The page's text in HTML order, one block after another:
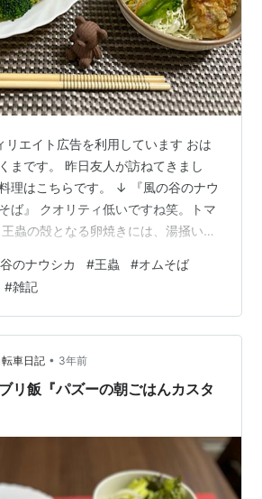
リエイト広告を利用しています おは
まです。 昨日友人が訪ねてきまし
理はこちらです。 ↓ 『風の谷のナウ
ば』 クオリティ低いですね笑。トマ
蟲の殻となる卵焼きには、湯掻いた
オムそばの出来上がりです。 ポイン
方と配置で王蟲らしさを出すことで
気づいてくれましたが、反応がイマ
と残念^^; 王蟲と言い張るくまに、
色が違うよ」と画像を見せられまし
な王蟲のオム…
のナウシカ #王蟲 #オムそば
#雑記
車日記 • 3年前
リ飯『パズーの朝ごはんカスタ